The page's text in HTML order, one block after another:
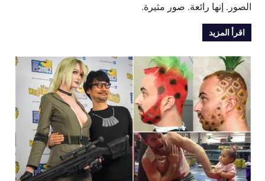
الصور. إنها رائعة. صور مثيرة.
اقرأ المزيد